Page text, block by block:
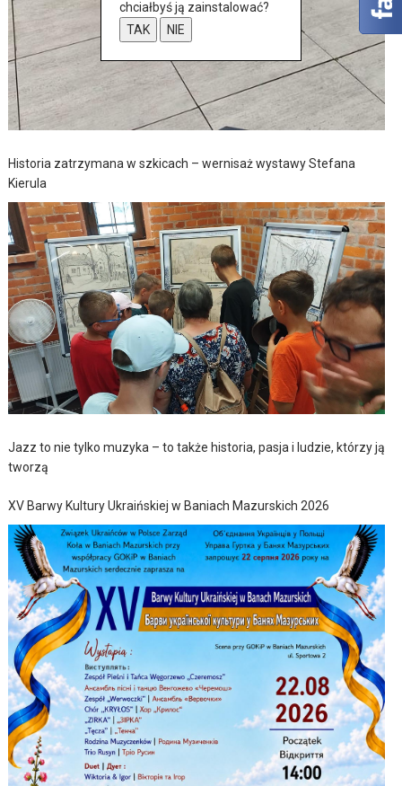
Historia zatrzymana w szkicach – wernisaż wystawy Stefana
Kierula
Jazz to nie tylko muzyka – to także historia, pasja i ludzie, którzy ją
tworzą
XV Barwy Kultury Ukraińskiej w Baniach Mazurskich 2026
chciałbyś ją zainstalować?
TAK
NIE